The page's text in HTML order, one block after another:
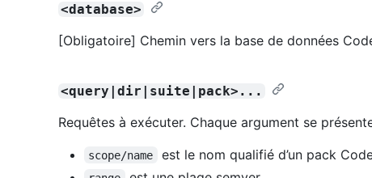
<database>
[Obligatoire] Chemin vers la base de données
<query|dir|suite|pack>...
Requêtes à exécuter. Chaque argument se
scope/name est le nom qualifié d’un pack